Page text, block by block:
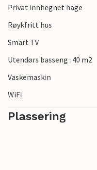
Privat innhegnet hage
Røykfritt hus
Smart TV
Utendørs basseng : 40 m2
Vaskemaskin
WiFi
Plassering